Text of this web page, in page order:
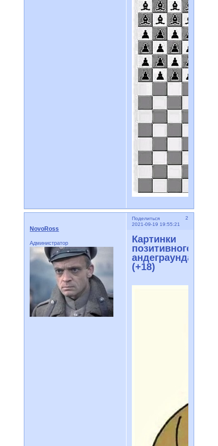
Поделиться
2
2021-09-19 19:55:21
NovoRoss
Администратор
Картинки
позитивного
андеграунда
(+18)